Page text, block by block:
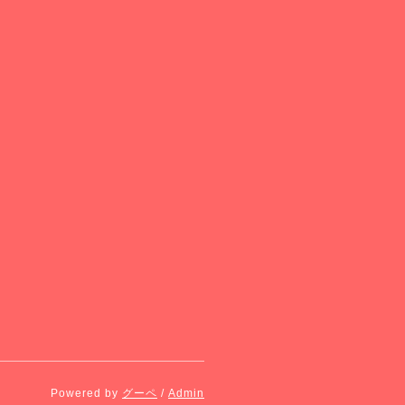
Powered by グーペ / Admin